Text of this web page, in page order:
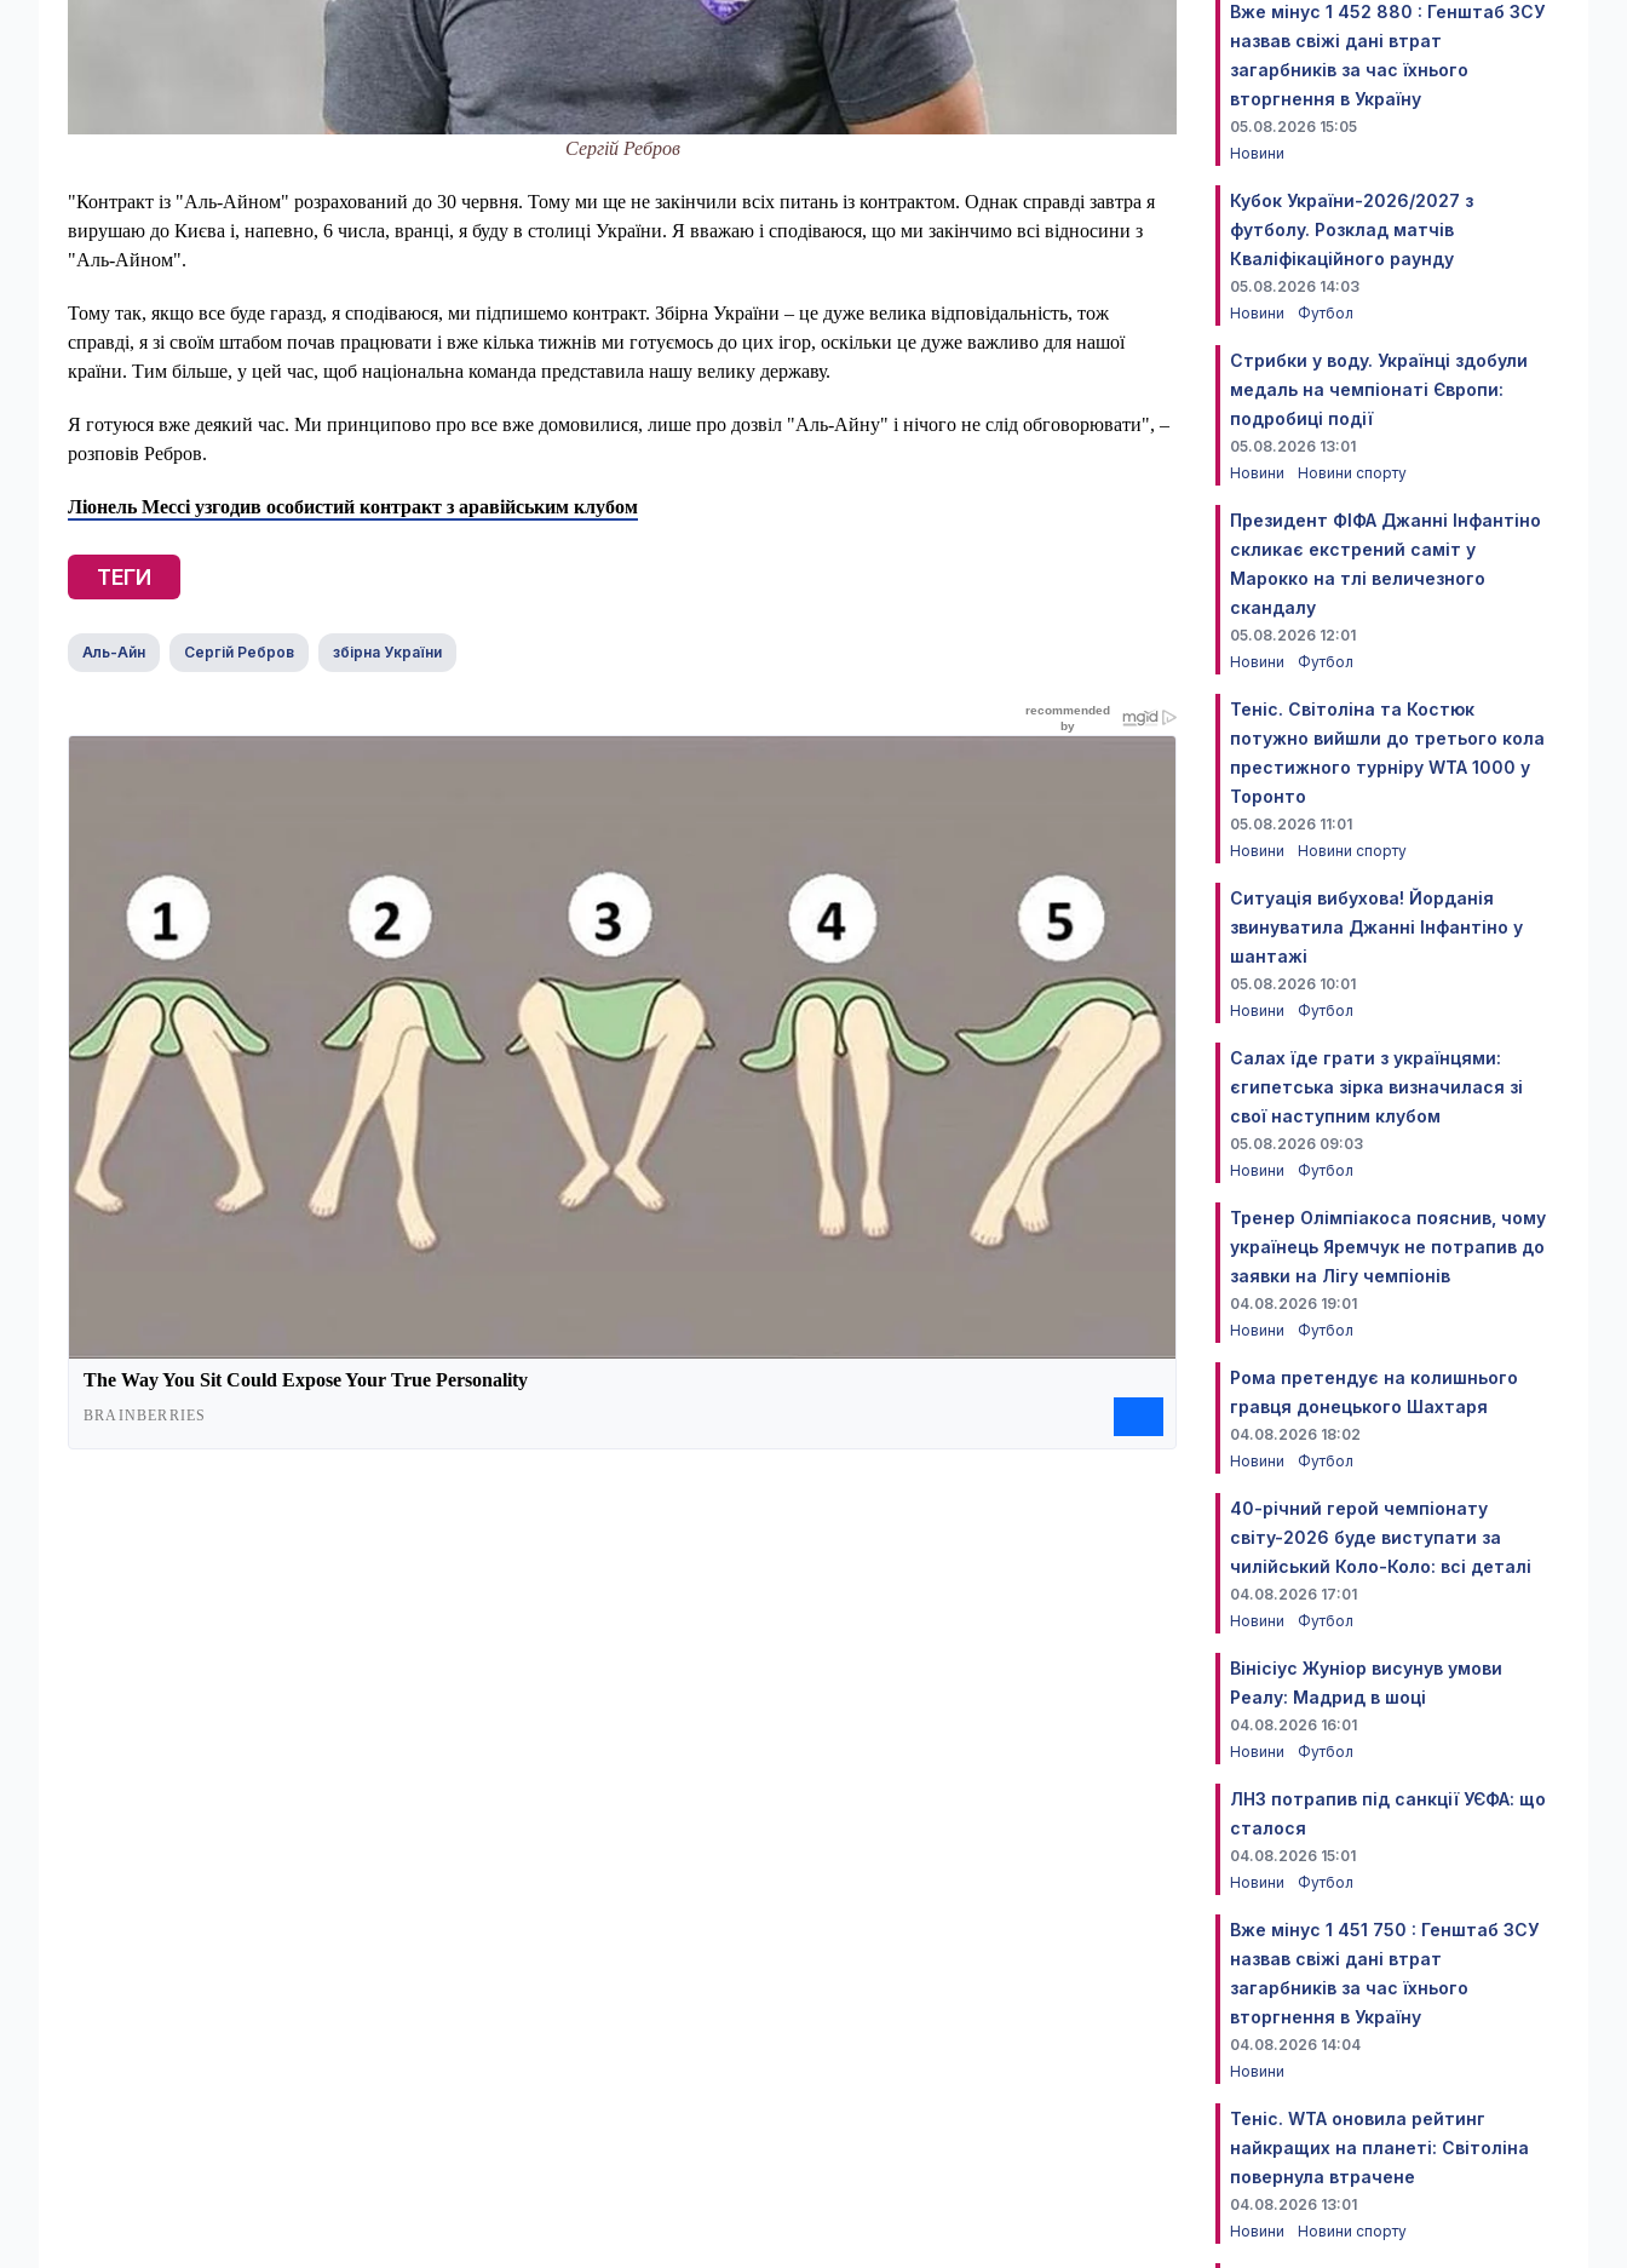
Сергій Ребров
"Контракт із "Аль-Айном" розрахований до 30 червня. Тому ми ще не закінчили всіх питань із контрактом. Однак справді завтра я
вирушаю до Києва і, напевно, 6 числа, вранці, я буду в столиці України. Я вважаю і сподіваюся, що ми закінчимо всі відносини з
"Аль-Айном".
Тому так, якщо все буде гаразд, я сподіваюся, ми підпишемо контракт. Збірна України – це дуже велика відповідальність, тож
справді, я зі своїм штабом почав працювати і вже кілька тижнів ми готуємось до цих ігор, оскільки це дуже важливо для нашої
країни. Тим більше, у цей час, щоб національна команда представила нашу велику державу.
Я готуюся вже деякий час. Ми принципово про все вже домовилися, лише про дозвіл "Аль-Айну" і нічого не слід обговорювати", –
розповів Ребров.
Ліонель Мессі узгодив особистий контракт з аравійським клубом
ТЕГИ
Аль-Айн Сергій Ребров збірна України
Вже мінус 1 452 880 : Генштаб ЗСУ
назвав свіжі дані втрат
загарбників за час їхнього
вторгнення в Україну
05.08.2026 15:05
Новини
Кубок України-2026/2027 з
футболу. Розклад матчів
Кваліфікаційного раунду
05.08.2026 14:03
Новини
Футбол
Стрибки у воду. Українці здобули
медаль на чемпіонаті Європи:
подробиці події
05.08.2026 13:01
Новини
Новини спорту
Президент ФІФА Джанні Інфантіно
скликає екстрений саміт у
Марокко на тлі величезного
скандалу
05.08.2026 12:01
Новини
Футбол
Теніс. Світоліна та Костюк
потужно вийшли до третього кола
престижного турніру WTA 1000 у
Торонто
05.08.2026 11:01
Новини
Новини спорту
Ситуація вибухова! Йорданія
звинуватила Джанні Інфантіно у
шантажі
05.08.2026 10:01
Новини
Футбол
Салах їде грати з українцями:
єгипетська зірка визначилася зі
свої наступним клубом
05.08.2026 09:03
Новини
Футбол
Тренер Олімпіакоса пояснив, чому
українець Яремчук не потрапив до
заявки на Лігу чемпіонів
04.08.2026 19:01
Новини
Футбол
Рома претендує на колишнього
гравця донецького Шахтаря
04.08.2026 18:02
Новини
Футбол
40-річний герой чемпіонату
світу-2026 буде виступати за
чилійський Коло-Коло: всі деталі
04.08.2026 17:01
Новини
Футбол
Вінісіус Жуніор висунув умови
Реалу: Мадрид в шоці
04.08.2026 16:01
Новини
Футбол
ЛНЗ потрапив під санкції УЄФА: що
сталося
04.08.2026 15:01
Новини
Футбол
Вже мінус 1 451 750 : Генштаб ЗСУ
назвав свіжі дані втрат
загарбників за час їхнього
вторгнення в Україну
04.08.2026 14:04
Новини
Теніс. WTA оновила рейтинг
найкращих на планеті: Світоліна
повернула втрачене
04.08.2026 13:01
Новини
Новини спорту